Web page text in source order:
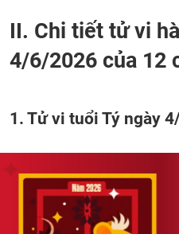
II. Chi tiết tử vi
4/6/2026 của 12
1. Tử vi tuổi Tý ngày